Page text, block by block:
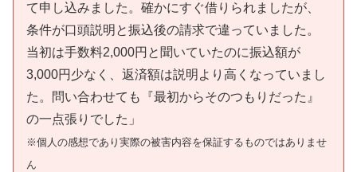
て申し込みました。確かにすぐ借りられましたが、
条件が口頭説明と振込後の請求で違っていました。
当初は手数料2,000円と聞いていたのに振込額が
3,000円少なく、返済額は説明より高くなっていまし
た。問い合わせても『最初からそのつもりだった』
の一点張りでした」
※個人の感想であり実際の被害内容を保証するものではありませ
ん